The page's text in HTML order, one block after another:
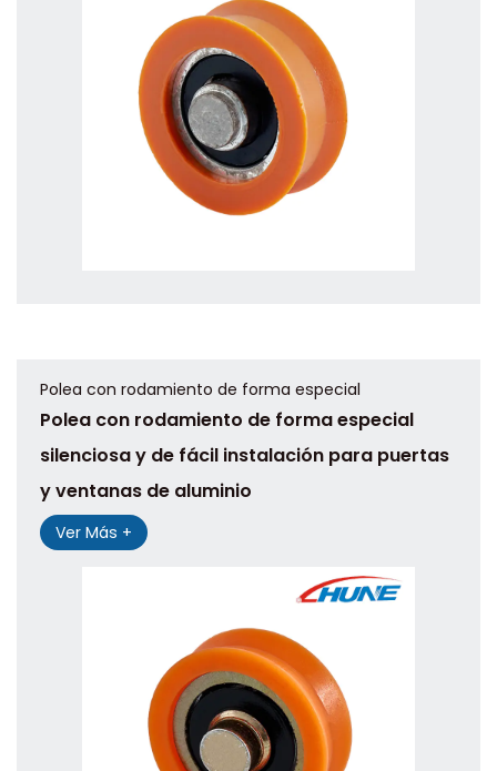
Polea con rodamiento de forma especial
Polea con rodamiento de forma especial
silenciosa y de fácil instalación para puertas
y ventanas de aluminio
Ver Más +